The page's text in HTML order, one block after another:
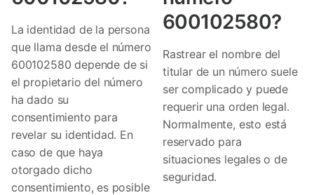
La identidad de la persona
que llama desde el número
600102580 depende de si
el propietario del número
ha dado su
consentimiento para
revelar su identidad. En
caso de que haya
otorgado dicho
consentimiento, es posible
600102580?
Rastrear el nombre del
titular de un número suele
ser complicado y puede
requerir una orden legal.
Normalmente, esto está
reservado para
situaciones legales o de
seguridad.